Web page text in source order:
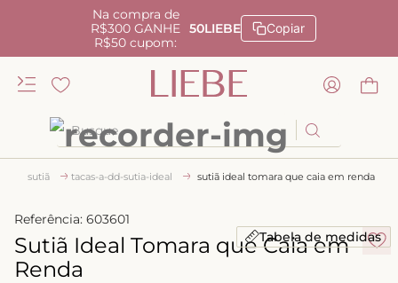
Na compra de
R$300 GANHE
R$50 cupom:
50LIEBE Copiar
Busque
sutiã tacas-a-dd-sutia-ideal sutiã ideal tomara que caia em renda
Referência: 603601
Sutiã Ideal Tomara que Caia em
Renda
Tabela de medidas
TERMOS MAIS BUSCADOS
sutiã